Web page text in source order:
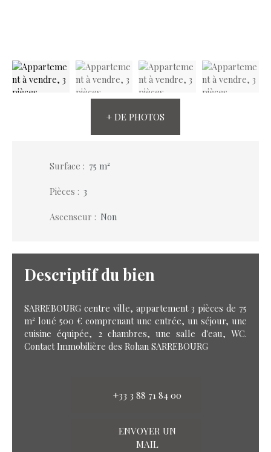
+ DE PHOTOS
Surface : 75 m²
Pièces : 3
Ascenseur : Non
Descriptif du bien
SARREBOURG centre ville, appartement 3 pièces de 75
m² loué 500 € comprenant une entrée, un séjour, une
cuisine équipée, 2 chambres, une salle d'eau, WC.
Contact Immobilière des Rohan SARREBOURG
+33 3 88 71 84 00
ENVOYER UN
MAIL